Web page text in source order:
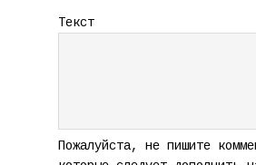
Текст
Пожалуйста, не пишите